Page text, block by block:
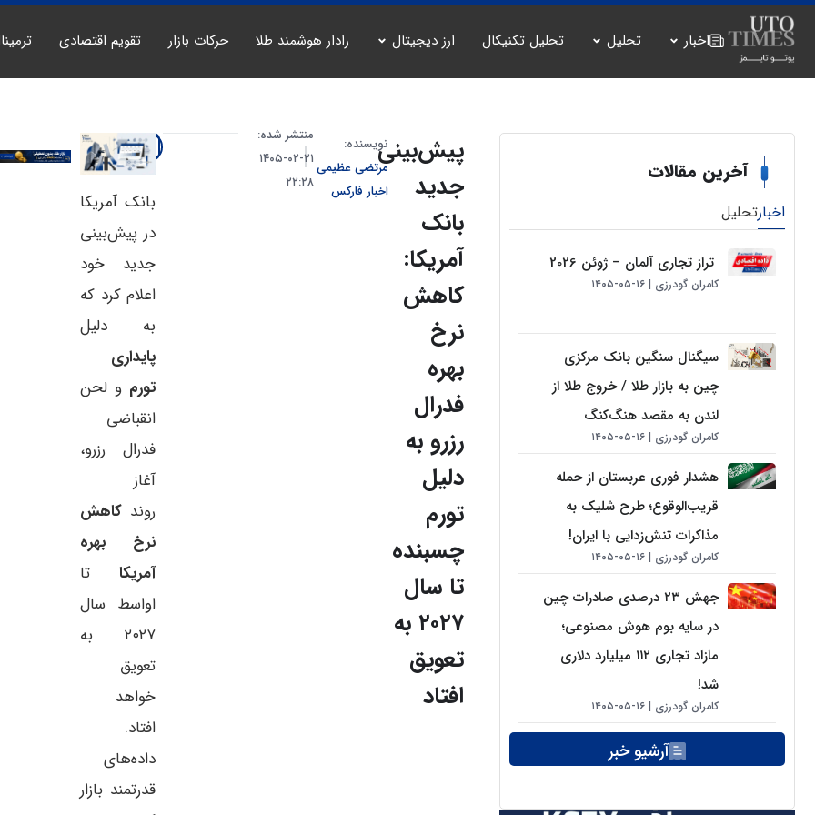
اخبار تحلیل تحلیل تکنیکال ارز دیجیتال رادار هوشمند طلا حرکات بازار تقویم اقتصادی
آخرین مقالات
اخبارتحلیل
تراز تجاری آلمان – ژوئن 2026
کامران گودرزی ۱۶-۰۵-۱۴۰۵
سیگنال سنگین بانک مرکزی
چین به بازار طلا / خروج طلا از
لندن به مقصد هنگ‌کنگ
کامران گودرزی ۱۶-۰۵-۱۴۰۵
هشدار فوری عربستان از حمله
قریب‌الوقوع؛ طرح شلیک به
مذاکرات تنش‌زدایی با ایران!
کامران گودرزی ۱۶-۰۵-۱۴۰۵
جهش ۲۳ درصدی صادرات چین
در سایه بوم هوش مصنوعی؛
مازاد تجاری ۱۱۲ میلیارد دلاری
شد!
کامران گودرزی ۱۶-۰۵-۱۴۰۵
آرشیو خبر
پیش‌بینی
جدید
بانک
آمریکا:
کاهش
نرخ
بهره
فدرال
رزرو به
دلیل
تورم
چسبنده
تا سال
۲۰۲۷ به
تعویق
افتاد
نویسنده:
مرتضی عظیمی
اخبار فارکس
منتشر شده:
۲۱-۰۲-۱۴۰۵
۲۲:۲۸
بانک آمریکا
در پیش‌بینی
جدید خود
اعلام کرد که
به دلیل
پایداری
تورم و لحن
انقباضی
فدرال رزرو،
آغاز
روند کاهش
نرخ بهره
آمریکا تا
اواسط سال
۲۰۲۷ به
تعویق
خواهد
افتاد.
داده‌های
قدرتمند بازار